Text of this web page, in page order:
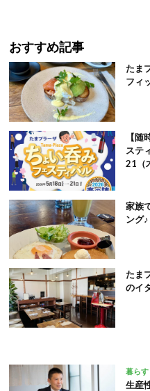
おすすめ記事
たま
フィ
【
ステ
21（
家族
ング♪
たま
のイ
暮らす
生産